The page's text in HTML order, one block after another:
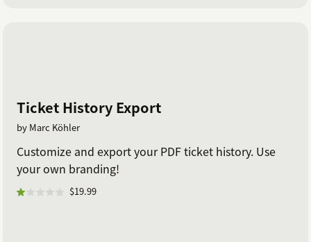
Ticket History Export
by Marc Köhler
Customize and export your PDF ticket history. Use
your own branding!
$19.99